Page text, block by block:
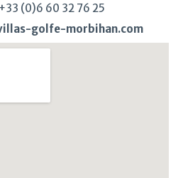
+33 (0)6 60 32 76 25
golfe-morbihan.com